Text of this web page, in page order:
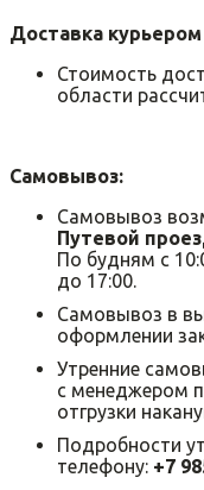
Доставка
Стоимость
области
Самовывоз:
Самовывоз
Путевой
По будням с
до 17:00.
Самовывоз в
оформлении
Утренние
с менеджером
отгрузки
Подробности
телефону: +7